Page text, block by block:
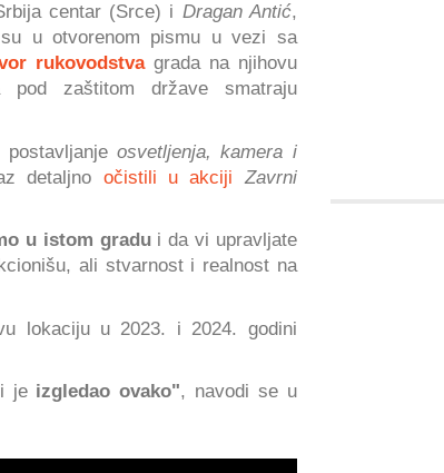
centar (Srce) i Dragan Antić,
u otvorenom pismu u vezi sa
rukovodstvagrada na njihovu
pod zaštitom države smatraju
postavljanje osvetljenja, kamera i
detaljno očistili u akciji
Zavrni
u istom gradui da vi upravljate
ali stvarnost i realnost na
lokaciju u 2023. i 2024. godini
je izgledao ovako", navodi se u